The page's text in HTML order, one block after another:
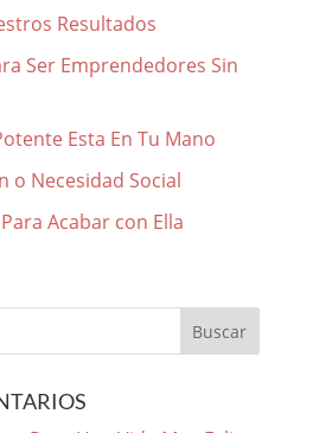
Resultados
Ser Emprendedores Sin
Esta En Tu Mano
o Necesidad Social
Acabar con Ella